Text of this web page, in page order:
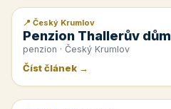
📰 PR článek
📍 Český Krumlov
Penzion Thallerův dům
penzion · Český Krumlov
Číst článek →